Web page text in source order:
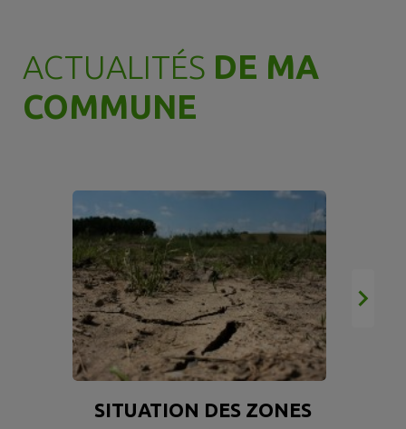
ACTUALITÉS DE MA
COMMUNE
SITUATION DES ZONES